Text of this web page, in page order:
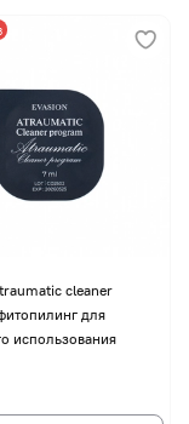
cleaner
для
использования